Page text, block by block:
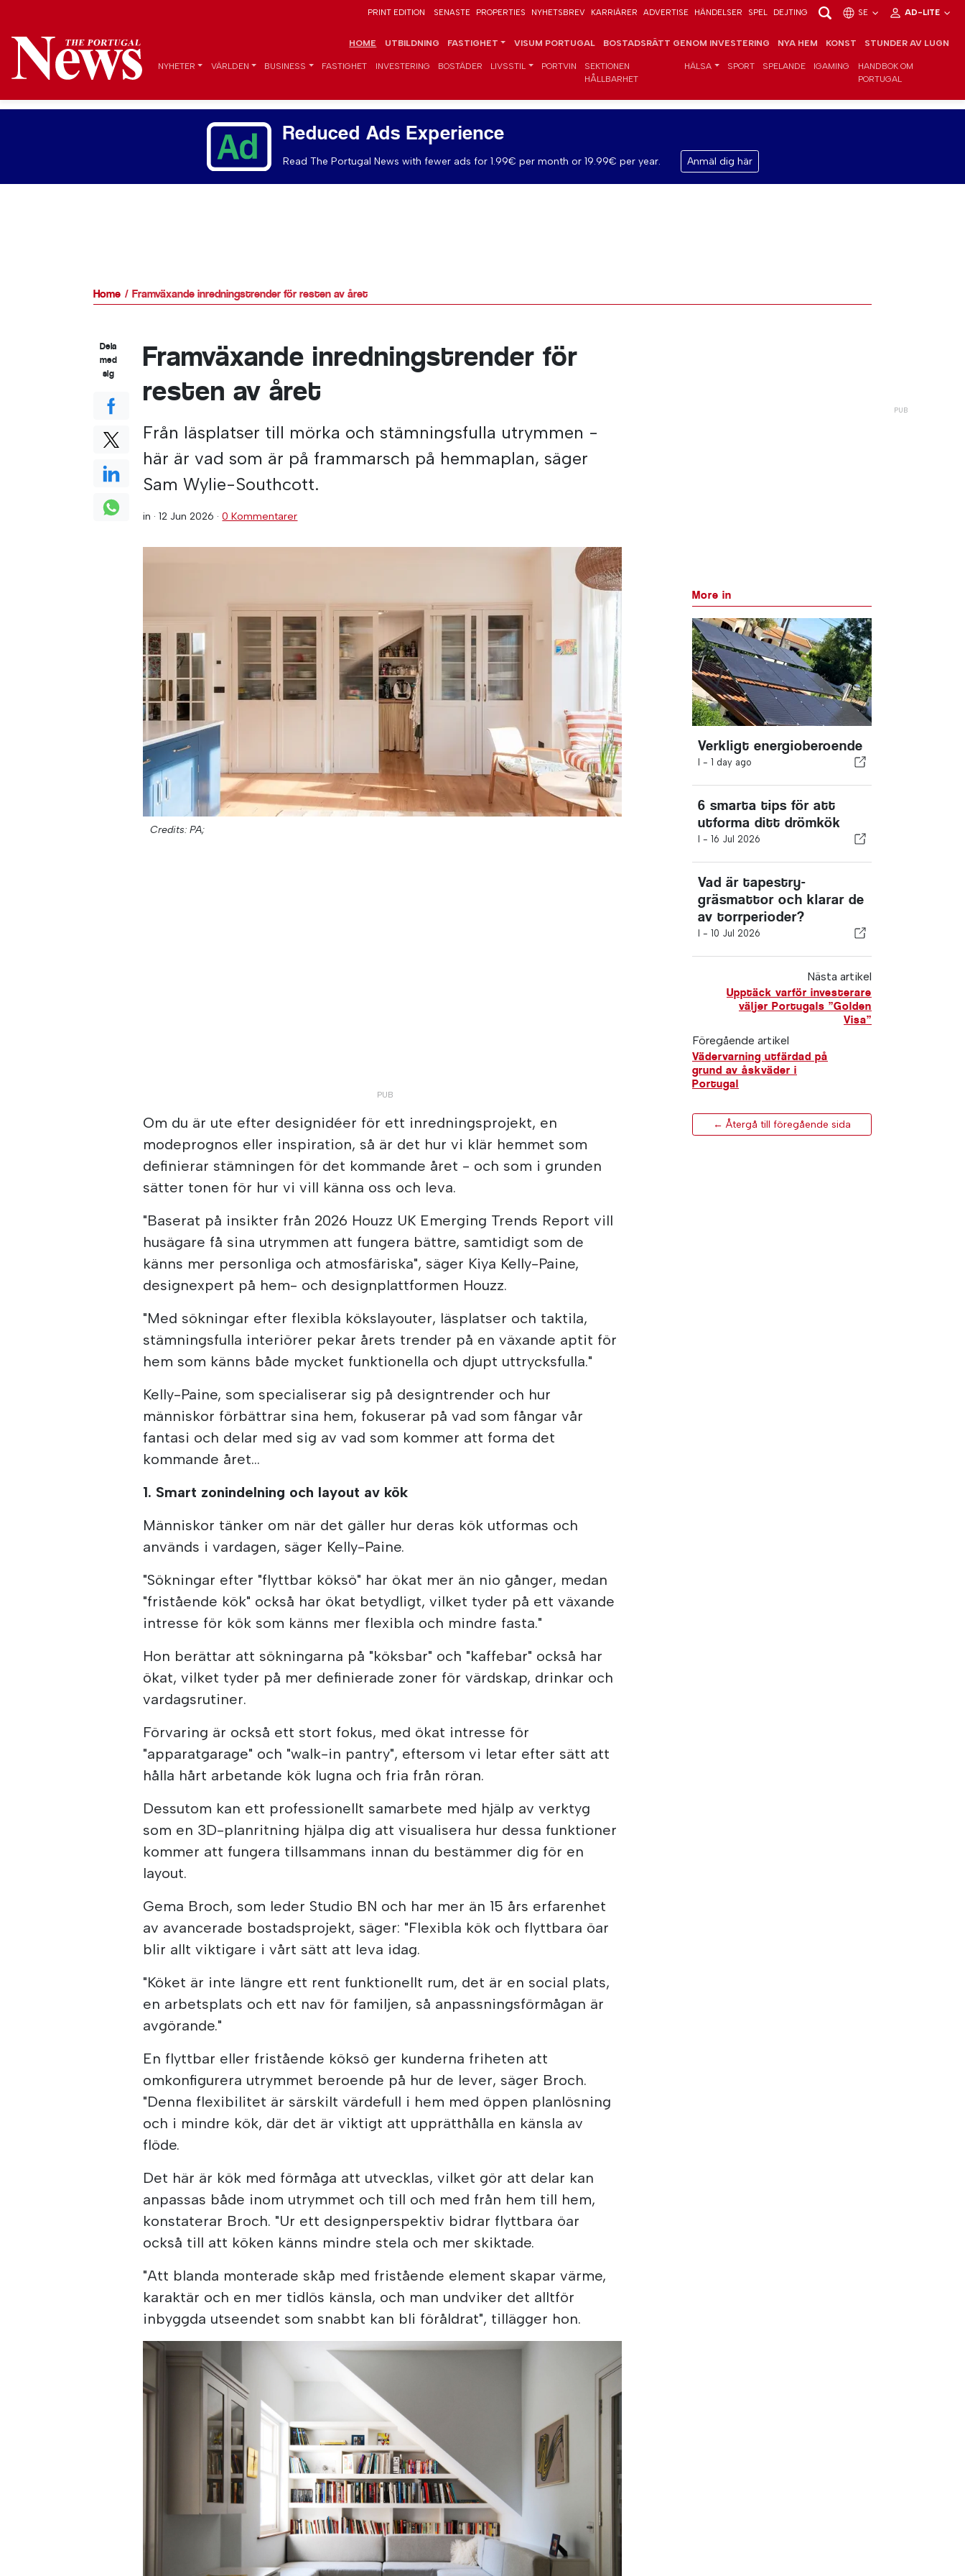
PRINT EDITION SENASTE PROPERTIES NYHETSBREV KARRIÄRER ADVERTISE HÄNDELSER SPEL DEJTING SE AD-LITE
HOME UTBILDNING FASTIGHET VISUM PORTUGAL BOSTADSRÄTT GENOM INVESTERING NYA HEM KONST STUNDER AV LUGN
NYHETER VÄRLDEN BUSINESS FASTIGHET INVESTERING BOSTÄDER LIVSSTIL PORTVIN
SEKTIONEN
HÅLLBARHET
HÄLSA SPORT SPELANDE IGAMING
HANDBOK OM
PORTUGAL
Reduced Ads Experience
Read The Portugal News with fewer ads for 1.99€ per month or 19.99€ per year. Anmäl dig här
Home Framväxande inredningstrender för resten av året
Framväxande inredningstrender för
resten av året
Från läsplatser till mörka och stämningsfulla utrymmen -
här är vad som är på frammarsch på hemmaplan, säger
Sam Wylie-Southcott.
in ·12 Jun 2026 ·0 Kommentarer
Credits: PA;
Om du är ute efter designidéer för ett inredningsprojekt, en
modeprognos eller inspiration, så är det hur vi klär hemmet som
definierar stämningen för det kommande året - och som i grunden
sätter tonen för hur vi vill känna oss och leva.
"Baserat på insikter från 2026 Houzz UK Emerging Trends Report vill
husägare få sina utrymmen att fungera bättre, samtidigt som de
känns mer personliga och atmosfäriska", säger Kiya Kelly-Paine,
designexpert på hem- och designplattformen Houzz.
"Med sökningar efter flexibla kökslayouter, läsplatser och taktila,
stämningsfulla interiörer pekar årets trender på en växande aptit för
hem som känns både mycket funktionella och djupt uttrycksfulla."
Kelly-Paine, som specialiserar sig på designtrender och hur
människor förbättrar sina hem, fokuserar på vad som fångar vår
fantasi och delar med sig av vad som kommer att forma det
kommande året...
1. Smart zonindelning och layout av kök
Människor tänker om när det gäller hur deras kök utformas och
används i vardagen, säger Kelly-Paine.
"Sökningar efter "flyttbar köksö" har ökat mer än nio gånger, medan
"fristående kök" också har ökat betydligt, vilket tyder på ett växande
intresse för kök som känns mer flexibla och mindre fasta."
Hon berättar att sökningarna på "köksbar" och "kaffebar" också har
ökat, vilket tyder på mer definierade zoner för värdskap, drinkar och
vardagsrutiner.
Förvaring är också ett stort fokus, med ökat intresse för
"apparatgarage" och "walk-in pantry", eftersom vi letar efter sätt att
hålla hårt arbetande kök lugna och fria från röran.
Dessutom kan ett professionellt samarbete med hjälp av verktyg
som en 3D-planritning hjälpa dig att visualisera hur dessa funktioner
kommer att fungera tillsammans innan du bestämmer dig för en
layout.
Gema Broch, som leder Studio BN och har mer än 15 års erfarenhet
av avancerade bostadsprojekt, säger: "Flexibla kök och flyttbara öar
blir allt viktigare i vårt sätt att leva idag.
"Köket är inte längre ett rent funktionellt rum, det är en social plats,
en arbetsplats och ett nav för familjen, så anpassningsförmågan är
avgörande."
En flyttbar eller fristående köksö ger kunderna friheten att
omkonfigurera utrymmet beroende på hur de lever, säger Broch.
"Denna flexibilitet är särskilt värdefull i hem med öppen planlösning
och i mindre kök, där det är viktigt att upprätthålla en känsla av
flöde.
Det här är kök med förmåga att utvecklas, vilket gör att delar kan
anpassas både inom utrymmet och till och med från hem till hem,
konstaterar Broch. "Ur ett designperspektiv bidrar flyttbara öar
också till att köken känns mindre stela och mer skiktade.
"Att blanda monterade skåp med fristående element skapar värme,
karaktär och en mer tidlös känsla, och man undviker det alltför
inbyggda utseendet som snabbt kan bli föråldrat", tillägger hon.
Dela
med
sig
More in
Verkligt energioberoende
I - 1 day ago
6 smarta tips för att
utforma ditt drömkök
I - 16 Jul 2026
Vad är tapestry-
gräsmattor och klarar de
av torrperioder?
I - 10 Jul 2026
Nästa artikel
Upptäck varför investerare
väljer Portugals ”Golden
Visa”
Föregående artikel
Vädervarning utfärdad på
grund av åskväder i
Portugal
← Återgå till föregående sida